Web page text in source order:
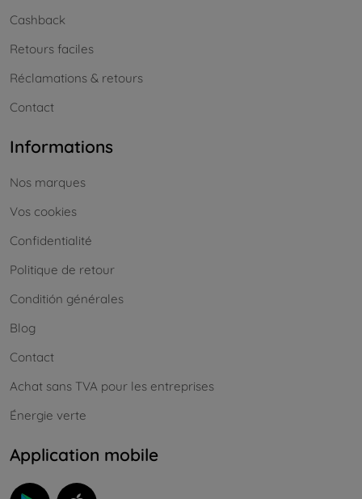
Cashback
Retours faciles
Réclamations & retours
Contact
Informations
Nos marques
Vos cookies
Confidentialité
Politique de retour
Conditión générales
Blog
Contact
Achat sans TVA pour les entreprises
Énergie verte
Application mobile